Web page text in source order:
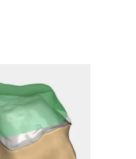
pueden ser
como